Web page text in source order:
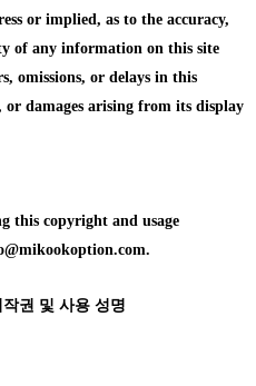
or implied, as to the accuracy,
of any information on this site
omissions, or delays in this
damages arising from its display
this copyright and usage
작권 및 사용 성명